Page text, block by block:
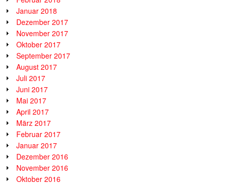
Januar 2018
Dezember 2017
November 2017
Oktober 2017
September 2017
August 2017
Juli 2017
Juni 2017
Mai 2017
April 2017
März 2017
Februar 2017
Januar 2017
Dezember 2016
November 2016
Oktober 2016